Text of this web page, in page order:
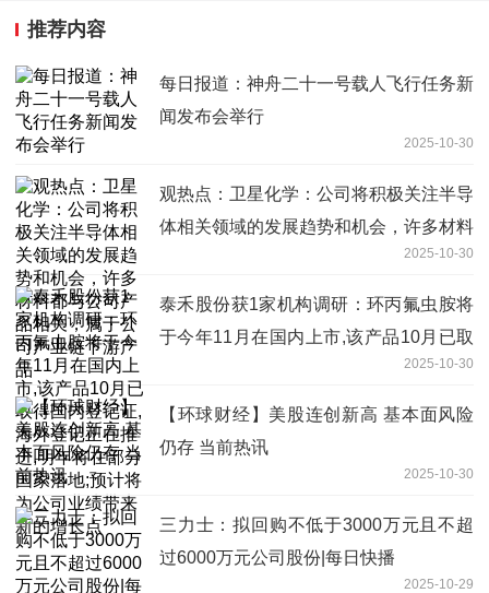
推荐内容
每日报道：神舟二十一号载人飞行任务新
闻发布会举行
2025-10-30
观热点：卫星化学：公司将积极关注半导
体相关领域的发展趋势和机会，许多材料
都与公司产品相关，属于公司产业链下游
产品
2025-10-30
泰禾股份获1家机构调研：环丙氟虫胺将
于今年11月在国内上市,该产品10月已取
得国内登记证,海外登记正在推进,明年将
在部分国家落地;预计将为公司业绩带来
新的增长点
2025-10-30
【环球财经】美股连创新高 基本面风险
仍存 当前热讯
2025-10-30
三力士：拟回购不低于3000万元且不超
过6000万元公司股份|每日快播
2025-10-29